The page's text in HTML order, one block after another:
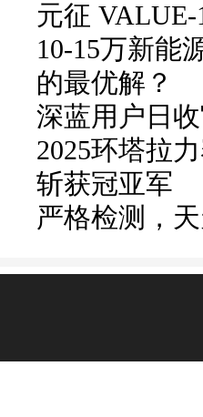
元征
10-15万新能
的最优解？
深蓝用户日
2025环塔拉
斩获冠亚军
严格检测，